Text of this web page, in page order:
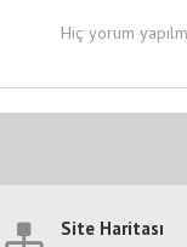
Hiç yorum
Site Haritası